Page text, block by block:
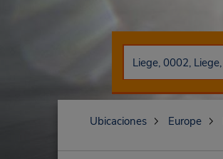
Ubicaciones Europe